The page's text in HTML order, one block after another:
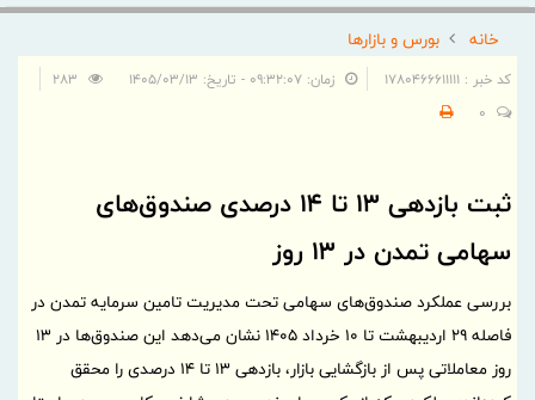
وضعیت
ناوبری
خانه
بورس و بازارها
کد خبر : 1780466611111 زمان: ۰۹:۳۲:۰۷ - تاریخ: ۱۴۰۵/۰۳/۱۳
0
ثبت بازدهی ۱۳ تا ۱۴ درصدی صندوق‌های
سهامی تمدن در 13 روز
بررسی عملکرد صندوق‌های سهامی تحت مدیریت تامین سرمایه تمدن در
فاصله ۲۹ اردیبهشت تا ۱۰ خرداد ۱۴۰۵ نشان می‌دهد این صندوق‌ها در ۱۳
روز معاملاتی پس از بازگشایی بازار، بازدهی ۱۳ تا ۱۴ درصدی را محقق